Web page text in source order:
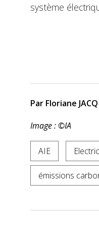
système
Par Floriane JACQ
Image : ©IA
AIE
émissions